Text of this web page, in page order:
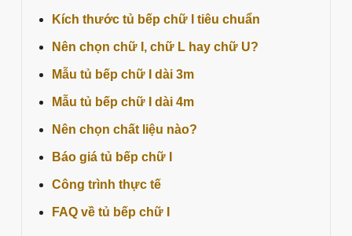
Kích thước tủ bếp chữ I tiêu chuẩn
Nên chọn chữ I, chữ L hay chữ U?
Mẫu tủ bếp chữ I dài 3m
Mẫu tủ bếp chữ I dài 4m
Nên chọn chất liệu nào?
Báo giá tủ bếp chữ I
Công trình thực tế
FAQ về tủ bếp chữ I